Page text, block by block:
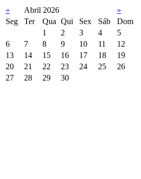
« Abril 2026
»
Seg
Ter Qua Qui Sex Sáb
Dom
1
2 3 4
5
6
7 8 9 10 11
12
13
14 15 16 17 18
19
20
21 22 23 24 25
26
27
28 29 30